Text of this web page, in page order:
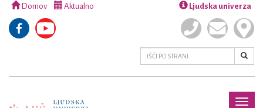
Domov Aktualno Ljudska univerza